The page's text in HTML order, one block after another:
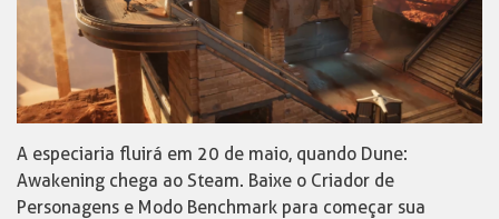
A especiaria fluirá em 20 de maio, quando Dune:
Awakening chega ao Steam. Baixe o Criador de
Personagens e Modo Benchmark para começar sua